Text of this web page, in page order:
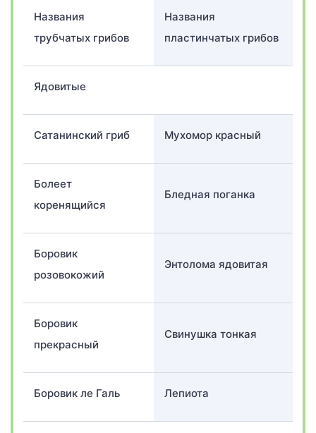
Названия
трубчатых грибов
Названия
пластинчатых грибов
Ядовитые
Сатанинский гриб Мухомор красный
Болеет
коренящийся
Бледная поганка
Боровик
розовокожий
Энтолома ядовитая
Боровик
прекрасный
Свинушка тонкая
Боровик ле Галь Лепиота